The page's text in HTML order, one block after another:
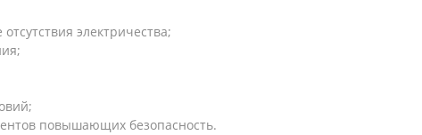
электричества;
повышающих безопасность.